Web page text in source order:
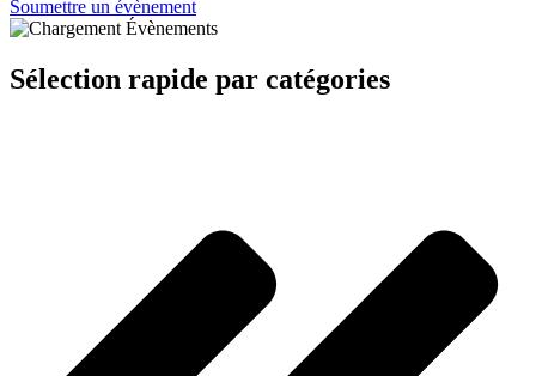
Soumettre un évènement
Sélection rapide par catégories